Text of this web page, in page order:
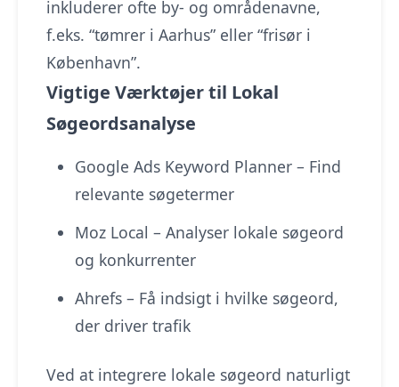
inkluderer ofte by- og områdenavne,
f.eks. “tømrer i Aarhus” eller “frisør i
København”.
Vigtige Værktøjer til Lokal
Søgeordsanalyse
Google Ads Keyword Planner – Find
relevante søgetermer
Moz Local – Analyser lokale søgeord
og konkurrenter
Ahrefs – Få indsigt i hvilke søgeord,
der driver trafik
Ved at integrere lokale søgeord naturligt